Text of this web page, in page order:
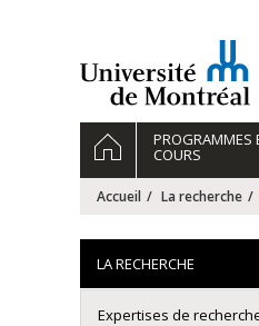
Navigation
principale
ACCUEILPROGRAMMES
COURS
Accueil La recherche
LA RECHERCHE
Expertises de